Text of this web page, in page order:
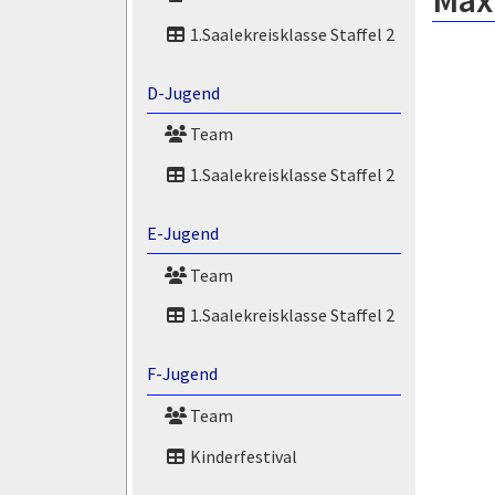
1.Saalekreisklasse Staffel 2
D-Jugend
Team
1.Saalekreisklasse Staffel 2
E-Jugend
Team
1.Saalekreisklasse Staffel 2
F-Jugend
Team
Kinderfestival